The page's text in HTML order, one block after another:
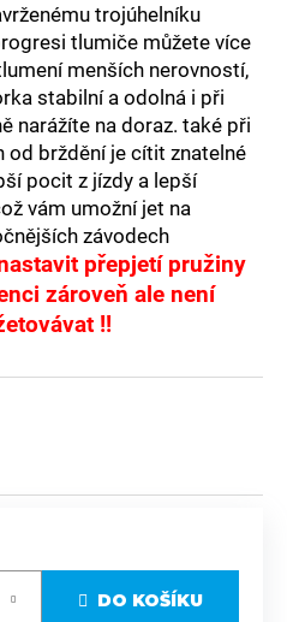
trojúhelníku
tlumiče můžete více
menších nerovností,
stabilní a odolná i při
narážíte na doraz. také při
od brždění je cítit znatelné
pocit z jízdy a lepší
vám umožní jet na
závodech
přepjetí pružiny
zároveň ale není
!!
DO KOŠÍKU